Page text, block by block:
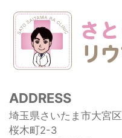
ADDRESS
埼玉県さいたま市大宮区
桜木町2-3